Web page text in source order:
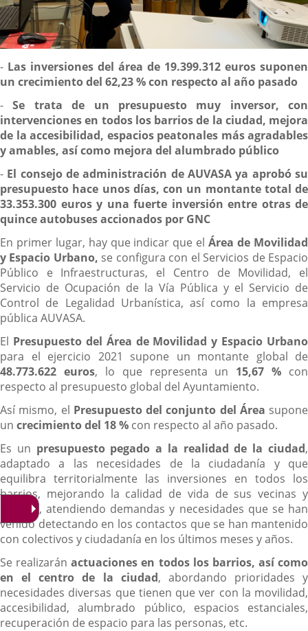
Descripción
- Las inversiones del área de 19.399.312 euros suponen
un crecimiento del 62,23 % con respecto al año pasado
-Se trata de un presupuesto muy inversor, con
intervenciones en todos los barrios de la ciudad, mejora
de la accesibilidad, espacios peatonales más agradables
y amables, así como mejora del alumbrado público
- El consejo de administración de AUVASA ya aprobó su
presupuesto hace unos días, con un montante total de
33.353.300 euros y una fuerte inversión entre otras de
quince autobuses accionados por GNC
En primer lugar, hay que indicar que el Área de Movilidad
y Espacio Urbano, se configura con el Servicios de Espacio
Público e Infraestructuras, el Centro de Movilidad, el
Servicio de Ocupación de la Vía Pública y el Servicio de
Control de Legalidad Urbanística, así como la empresa
pública AUVASA.
El Presupuesto del Área de Movilidad y Espacio Urbano
para el ejercicio 2021 supone un montante global de
48.773.622 euros, lo que representa un 15,67 % con
respecto al presupuesto global del Ayuntamiento.
Así mismo, el Presupuesto del conjunto del Área supone
un crecimientodel 18 % con respecto al año pasado.
Es un presupuesto pegado a la realidad de la ciudad,
adaptado a las necesidades de la ciudadanía y que
equilibra territorialmente las inversiones en todos los
barrios, mejorando la calidad de vida de sus vecinas y
vecinos, atendiendo demandas y necesidades que se han
venido detectando en los contactos que se han mantenido
con colectivos y ciudadanía en los últimos meses y años.
Se realizaránactuaciones en todos los barrios, así como
en el centro de la ciudad, abordando prioridades y
necesidades diversas que tienen que ver con la movilidad,
accesibilidad, alumbrado público, espacios estanciales,
recuperación de espacio para las personas, etc.